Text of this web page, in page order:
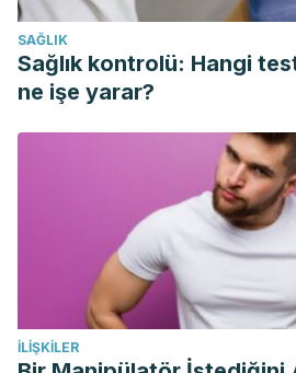
SAĞLIK
Sağlık kontrolü: Hangi
ne işe yarar?
İLIŞKILER